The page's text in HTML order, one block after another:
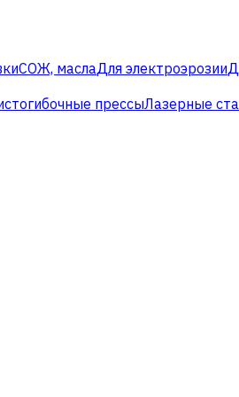
СОЖ, маслаДля электроэрозии
прессыЛазерные